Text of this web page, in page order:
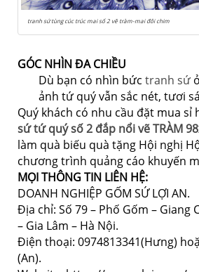
tranh sứ tùng cúc trúc mai số 2 vẽ tràm-mai đôi chim
GÓC NHÌN ĐA CHIỀU
Dù bạn có nhìn bức tranh sứ
ảnh tứ quý vẫn sắc nét, tươi
Quý khách có nhu cầu đặt mua sỉ
sứ tứ quý số 2 đắp nổi vẽ TRÀM
làm quà biếu quà tặng Hội nghị
chương trình quảng cáo khuyến
MỌI THÔNG TIN LIÊN HỆ:
DOANH NGHIỆP GỐM SỨ LỢI AN.
Địa chỉ: Số 79 – Phố Gốm – Giang
– Gia Lâm – Hà Nội.
Điện thoại: 0974813341(Hưng)
(An).